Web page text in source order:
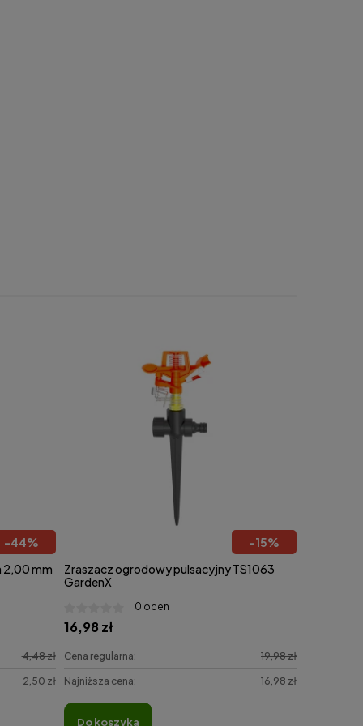
-44%
2,00 mm
4,48 zł
2,50 zł
-15%
Zraszacz ogrodowy pulsacyjny TS1063
GardenX
0 ocen
16,98 zł
Cena regularna: 19,98 zł
Najniższa cena: 16,98 zł
do koszyka